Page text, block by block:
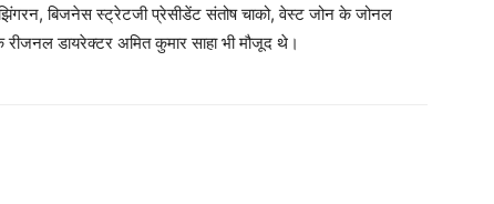
बिजनेस स्ट्रेटजी प्रेसीडेंट संतोष चाको, वेस्ट जोन के जोनल
डायरेक्टर अमित कुमार साहा भी मौजूद थे।